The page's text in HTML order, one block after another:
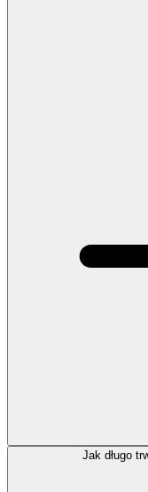
Jak długo